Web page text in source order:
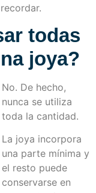
todas
joya?
No. De hecho,
nunca se utiliza
toda la cantidad.
La joya incorpora
una parte mínima y
el resto puede
conservarse en